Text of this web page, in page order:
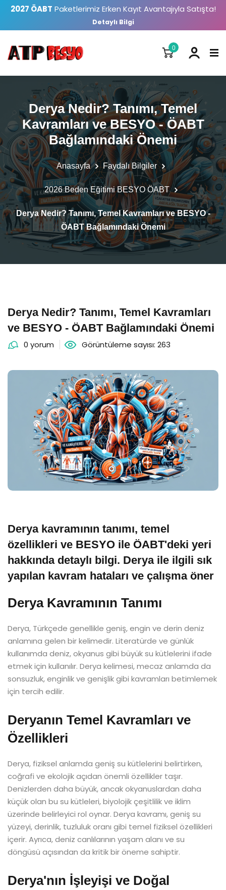
2027 ÖABT Paketlerimiz Erken Kayıt Avantajıyla Satışta!
Detaylı Bilgi
0
Derya Nedir? Tanımı, Temel
Kavramları ve BESYO - ÖABT
Bağlamındaki Önemi
Anasayfa Faydalı Bilgiler
2026 Beden Eğitimi BESYO ÖABT
Derya Nedir? Tanımı, Temel Kavramları ve BESYO -
ÖABT Bağlamındaki Önemi
Derya Nedir? Tanımı, Temel Kavramları
ve BESYO - ÖABT Bağlamındaki Önemi
0 yorum Görüntüleme sayısı: 263
Derya kavramının tanımı, temel
özellikleri ve BESYO ile ÖABT'deki yeri
hakkında detaylı bilgi. Derya ile ilgili sık
yapılan kavram hataları ve çalışma öner
Derya Kavramının Tanımı
Derya, Türkçede genellikle geniş, engin ve derin deniz
anlamına gelen bir kelimedir. Literatürde ve günlük
kullanımda deniz, okyanus gibi büyük su kütlelerini ifade
etmek için kullanılır. Derya kelimesi, mecaz anlamda da
sonsuzluk, enginlik ve genişlik gibi kavramları betimlemek
için tercih edilir.
Deryanın Temel Kavramları ve
Özellikleri
Derya, fiziksel anlamda geniş su kütlelerini belirtirken,
coğrafi ve ekolojik açıdan önemli özellikler taşır.
Denizlerden daha büyük, ancak okyanuslardan daha
küçük olan bu su kütleleri, biyolojik çeşitlilik ve iklim
üzerinde belirleyici rol oynar. Derya kavramı, geniş su
yüzeyi, derinlik, tuzluluk oranı gibi temel fiziksel özellikleri
içerir. Ayrıca, deniz canlılarının yaşam alanı ve su
döngüsü açısından da kritik bir öneme sahiptir.
Derya'nın İşleyişi ve Doğal